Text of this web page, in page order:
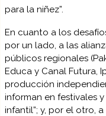
para la niñez”.
En cuanto a los
por un lado, a las
públicos regionales
Educa y Canal Futura,
producción
informan en festivales
infantil”; y, por el otro,